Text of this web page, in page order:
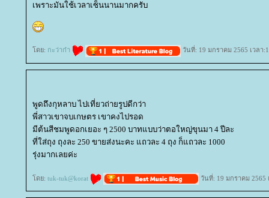
เพราะมันใช้เวลาเซ็นนานมากครับ
ดย: กะว่าก๋า วันที่: 19 มกราคม 2565 เวลา
พูดถึงกุหลาบ ไปเที่ยวถ่ายรูปดีกว่า
พี่สาวเขาจบเกษตร เขาคงไปรอด
มีต้นสีชมพูดอกเยอะ ๆ 2500 บาทแบบว่าตอใหญ่ขุนมา 4 ปีละ
ที่ใส่ถุง ถุงละ 250 ขายส่งนะคะ แถวละ 4 ถุง ก็แถวละ 1000
รุ่งมากเลยค่ะ
ดย: tuk-tuk@korat วันที่: 19 มกราคม 2565